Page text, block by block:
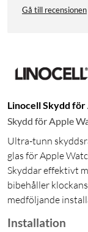
Gå till recensionen
Linocell Skydd för
Skydd för Apple
Ultra-tunn
glas för Apple
Skyddar effektivt
bibehåller
medföljande
Installation